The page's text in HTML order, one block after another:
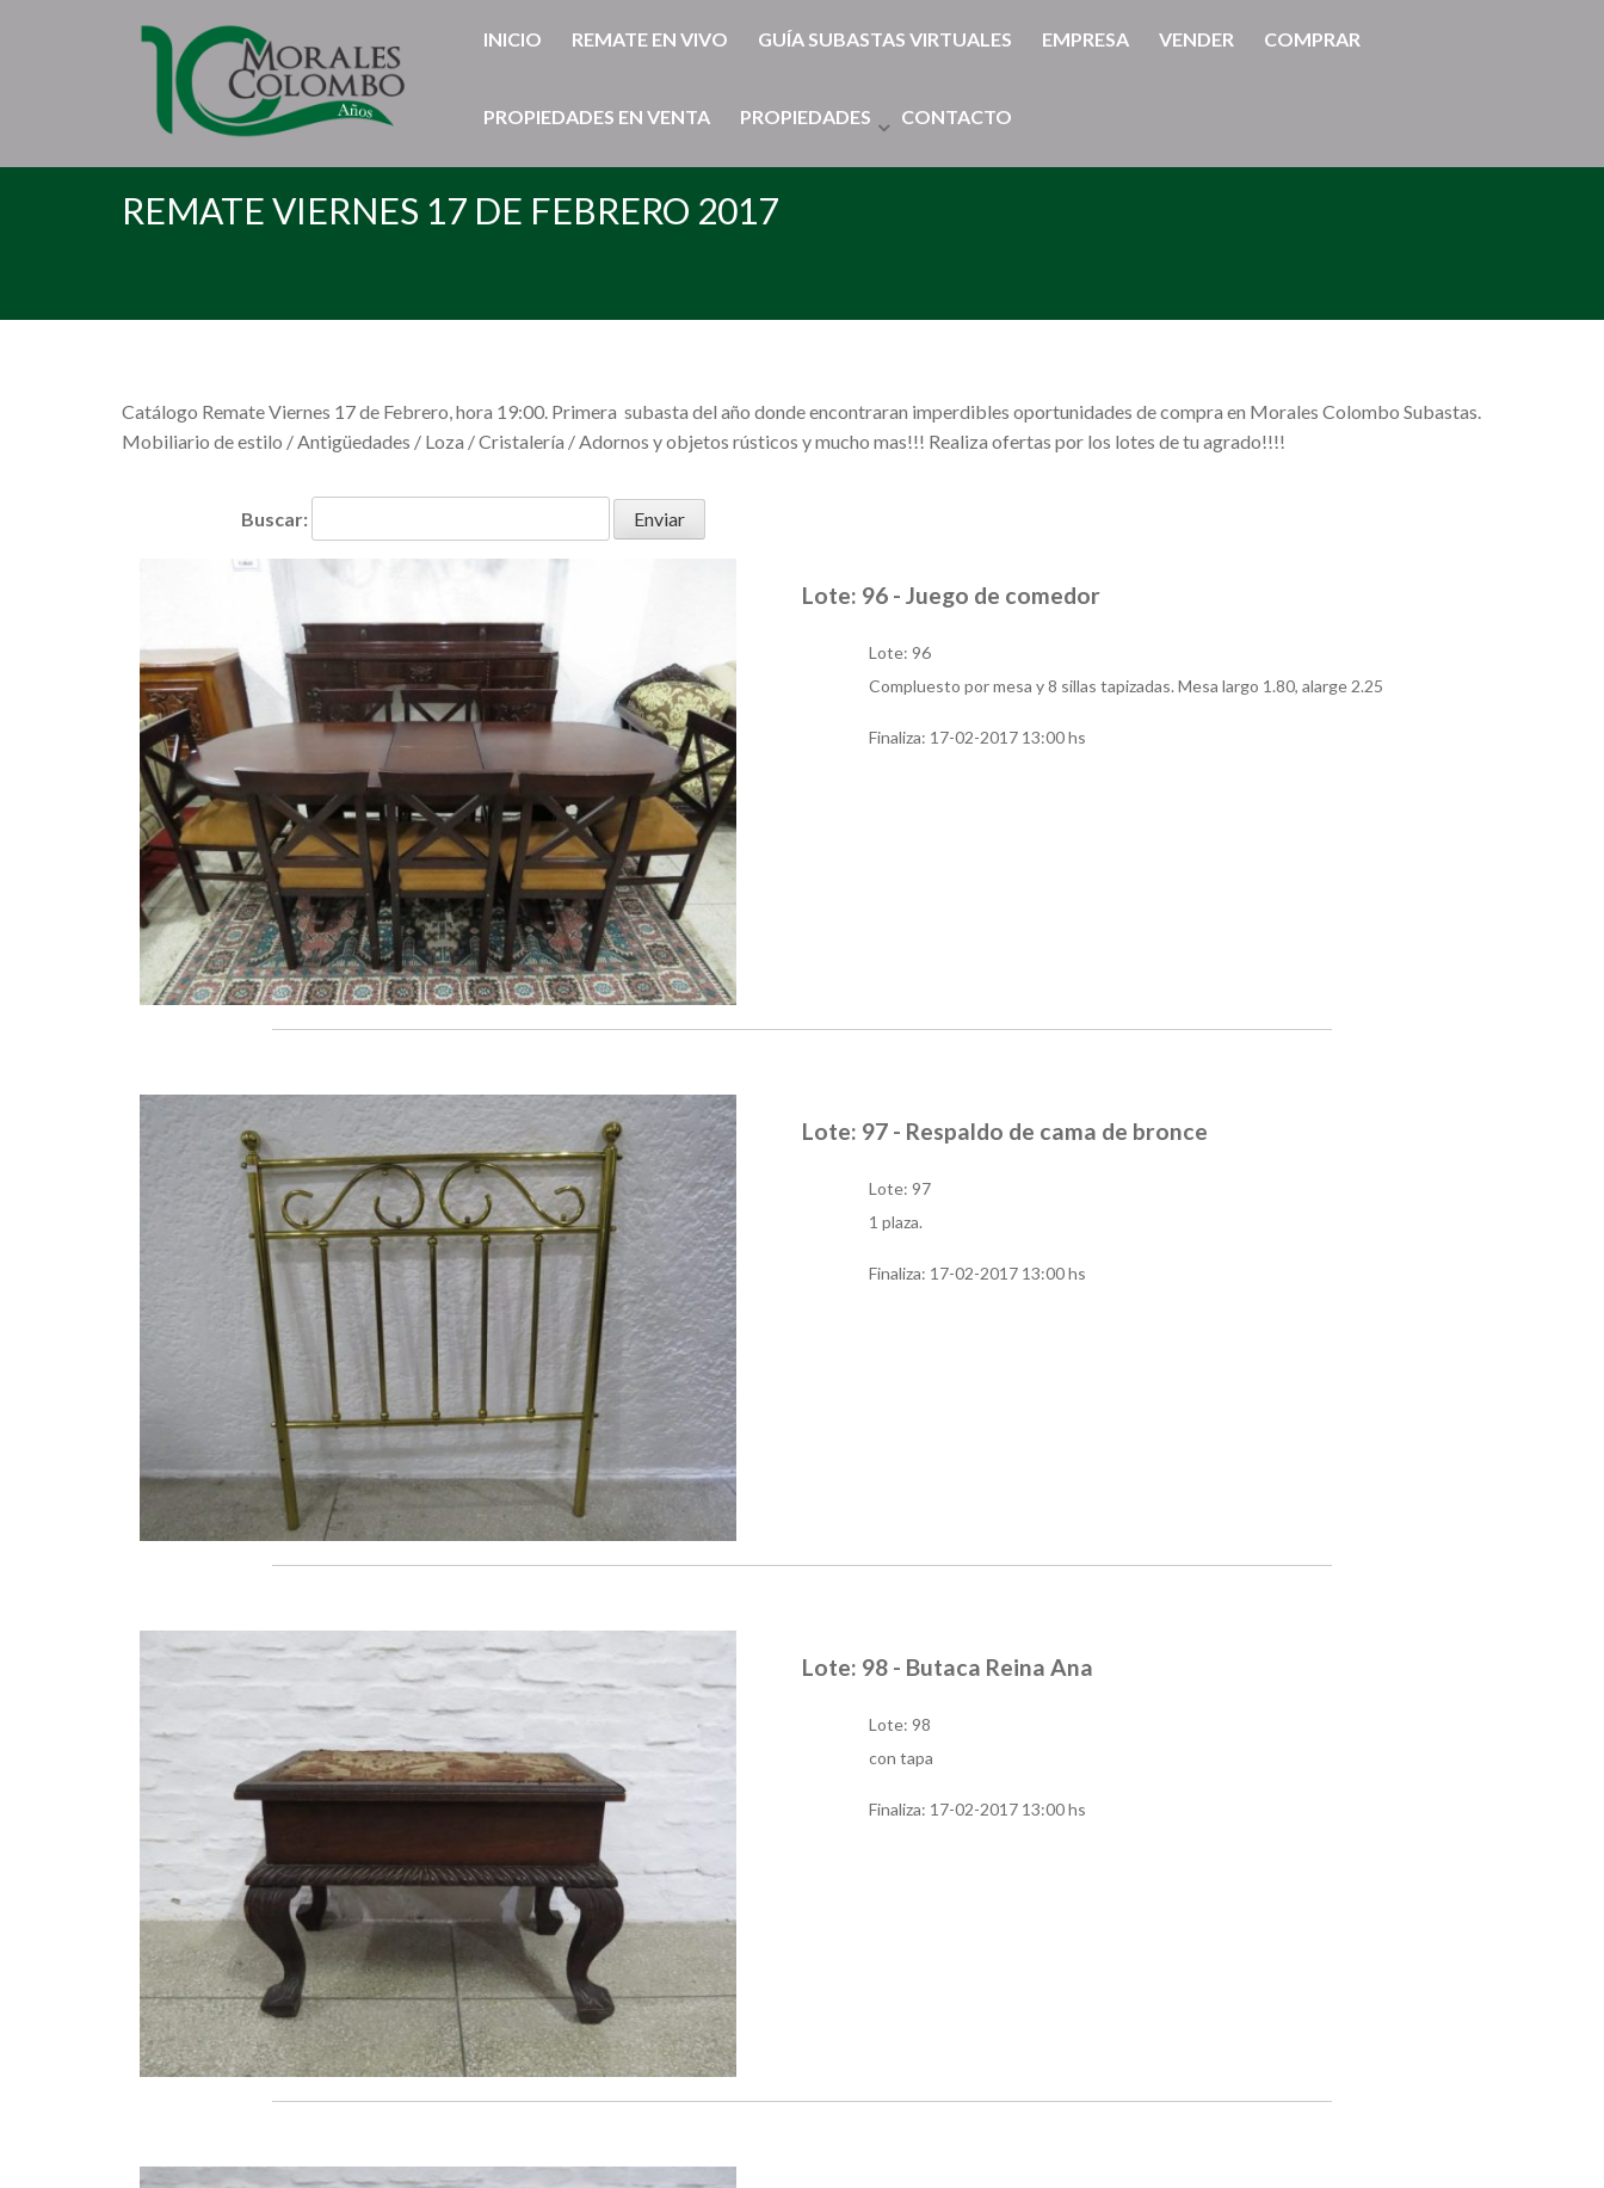
INICIO REMATE EN VIVO GUÍA SUBASTAS VIRTUALES EMPRESA VENDER COMPRAR
PROPIEDADES EN VENTA PROPIEDADES CONTACTO
REMATE VIERNES 17 DE FEBRERO 2017
Catálogo Remate Viernes 17 de Febrero, hora 19:00. Primera subasta del año donde encontraran imperdibles oportunidades de compra en Morales Colombo Subastas.
Mobiliario de estilo / Antigüedades / Loza / Cristalería / Adornos y objetos rústicos y mucho mas!!! Realiza ofertas por los lotes de tu agrado!!!!
Buscar:
Lote: 96 - Juego de comedor
Lote: 96
Compluesto por mesa y 8 sillas tapizadas. Mesa largo 1.80, alarge 2.25
Finaliza: 17-02-2017 13:00 hs
Lote: 97 - Respaldo de cama de bronce
Lote: 97
1 plaza.
Finaliza: 17-02-2017 13:00 hs
Lote: 98 - Butaca Reina Ana
Lote: 98
con tapa
Finaliza: 17-02-2017 13:00 hs